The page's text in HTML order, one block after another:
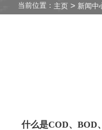
当前位置： 主页 > 新闻中
什么是COD、BOD